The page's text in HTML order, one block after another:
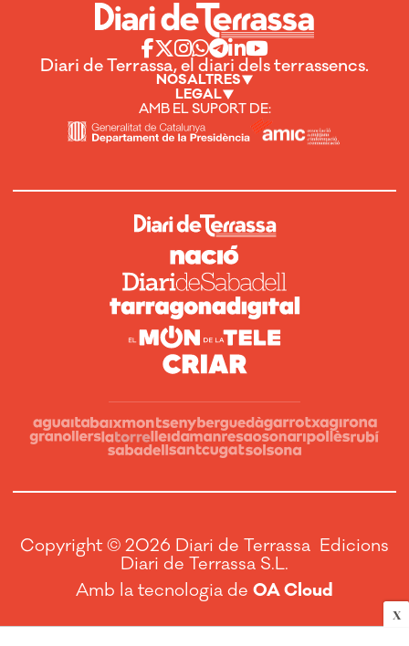
X
Diari de Terrassa, el diari dels terrassencs.
NOSALTRES
LEGAL
AMB EL SUPORT DE:
Copyright © 2026 Diari de Terrassa Edicions
Diari de Terrassa S.L.
Amb la tecnologia de OA Cloud